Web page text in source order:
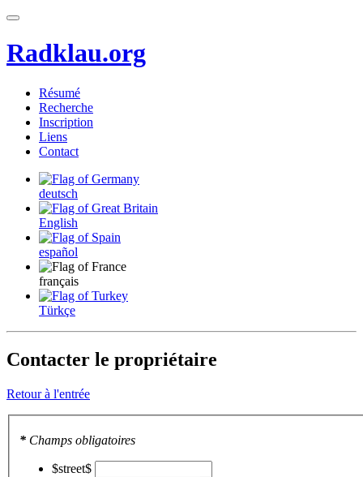
Radklau.org
Résumé
Recherche
Inscription
Liens
Contact
deutsch
English
español
français
Türkçe
Contacter le propriétaire
Retour à l'entrée
* Champs obligatoires
$street$